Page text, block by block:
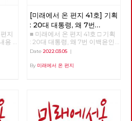
지
용
띄
당
□
동
[미래에서 온 편지 41호] 기획
: 20대 대통령, 왜 7번
이백윤인가? (1)
■ 미래에서 온 편지 41호 □ 기획
: 20대 대통령, 왜 7번 이백윤인
가? >>>>>> 업로드 준비중
Date 2022.03.05|
By 미래에서 온 편지